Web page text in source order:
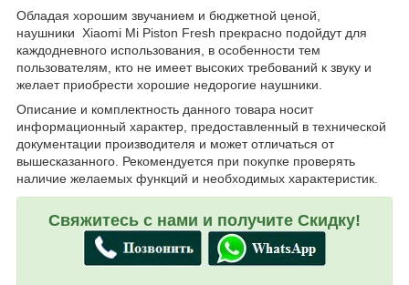
Обладая хорошим звучанием и бюджетной ценой,
наушники Xiaomi Mi Piston Fresh прекрасно подойдут для
каждодневного использования, в особенности тем
пользователям, кто не имеет высоких требований к звуку и
желает приобрести хорошие недорогие наушники.
Описание и комплектность данного товара носит
информационный характер, предоставленный в технической
документации производителя и может отличаться от
вышесказанного. Рекомендуется при покупке проверять
наличие желаемых функций и необходимых характеристик.
Свяжитесь с нами и получите Скидку!